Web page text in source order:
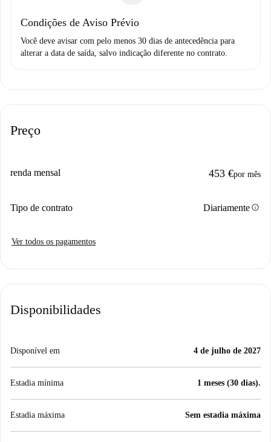
Condições de Aviso Prévio
Você deve avisar com pelo menos 30 dias de antecedência para
alterar a data de saída, salvo indicação diferente no contrato.
Preço
renda mensal 453 €por mês
Tipo de contrato Diariamenteinfo
Ver todos os pagamentos
Disponibilidades
Disponível em 4 de julho de 2027
Estadia mínima 1 meses (30 dias).
Estadia máxima Sem estadia máxima